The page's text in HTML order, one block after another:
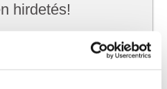
hirdetés!
szempont szerint
amit keresel.